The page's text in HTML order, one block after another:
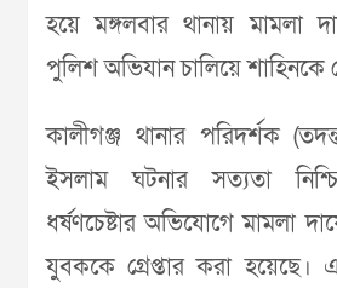
হয়ে মঙ্গলবার থানায় মামলা
পুলিশ অভিযান চালিয়ে শাহিনকে
কালীগঞ্জ থানার পরিদর্শক
ইসলাম ঘটনার সত্যতা
ধর্ষণচেষ্টার অভিযোগে মামলা
যুবককে গ্রেপ্তার করা